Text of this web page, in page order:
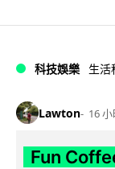
科技娛樂 生活
Lawton 16
Fun